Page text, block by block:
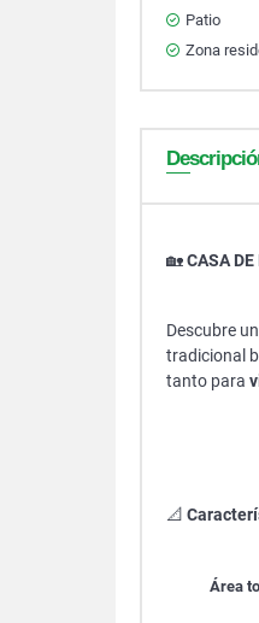
Patio
Zona
🏡CASA DE
Descubre
tradicional
tanto para
📐
Área